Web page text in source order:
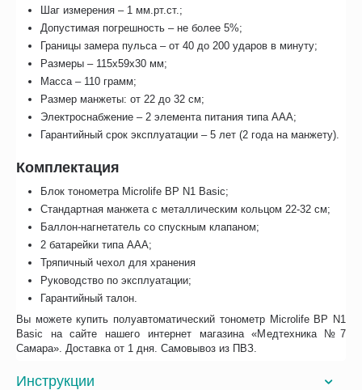
Шаг измерения – 1 мм.рт.ст.;
Допустимая погрешность – не более 5%;
Границы замера пульса – от 40 до 200 ударов в минуту;
Размеры – 115х59х30 мм;
Масса – 110 грамм;
Размер манжеты: от 22 до 32 см;
Электроснабжение – 2 элемента питания типа ААА;
Гарантийный срок эксплуатации – 5 лет (2 года на манжету).
Комплектация
Блок тонометра Microlife BP N1 Basic;
Стандартная манжета с металлическим кольцом 22-32 см;
Баллон-нагнетатель со спускным клапаном;
2 батарейки типа ААА;
Тряпичный чехол для хранения
Руководство по эксплуатации;
Гарантийный талон.
Вы можете купить полуавтоматический тонометр Microlife BP N1
Basic на сайте нашего интернет магазина «Медтехника №7
Самара». Доставка от 1 дня. Самовывоз из ПВЗ.
Инструкции